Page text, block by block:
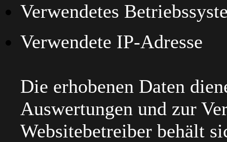
Verwendetes
Verwendete IP-Adresse
Die erhobenen Daten
Auswertungen und zur
Websitebetreiber behält